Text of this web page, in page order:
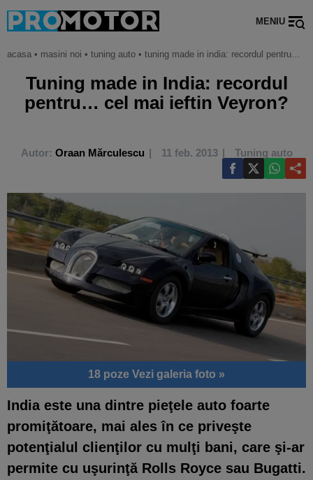
MENIU
acasa • masini noi • tuning auto • tuning made in india: recordul pentru… cel mai ieftin veyron?
Tuning made in India: recordul
pentru… cel mai ieftin Veyron?
Autor: Oraan Mărculescu 11 feb. 2013 Tuning auto
18 poze Vezi galeria foto »
India este una dintre pieţele auto foarte
promiţătoare, mai ales în ce priveşte
potenţialul clienţilor cu mulţi bani, care şi-ar
permite cu uşurinţă Rolls Royce sau Bugatti.